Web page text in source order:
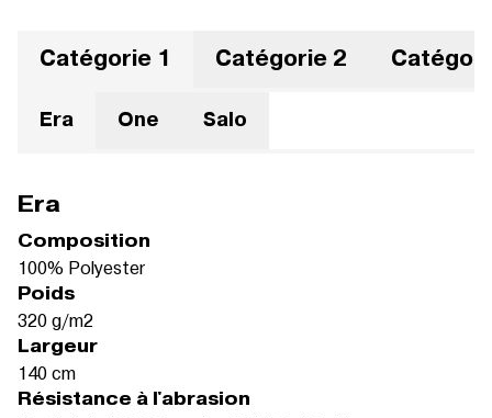
Catégorie 1 Catégorie 2
Era One Salo
Era
Composition
100% Polyester
Poids
320 g/m2
Largeur
140 cm
Résistance à l'abrasion